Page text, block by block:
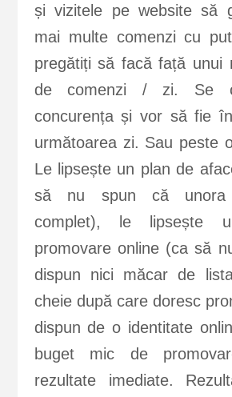
și vizitele pe website să
mai multe comenzi cu
pregătiți să facă față unui
de comenzi / zi. Se
concurența și vor să fie
următoarea zi. Sau peste
Le lipsește un plan de
să nu spun că unora
complet), le lipsește
promovare online (ca să
dispun nici măcar de
cheie după care doresc
dispun de o identitate
buget mic de
rezultate imediate.